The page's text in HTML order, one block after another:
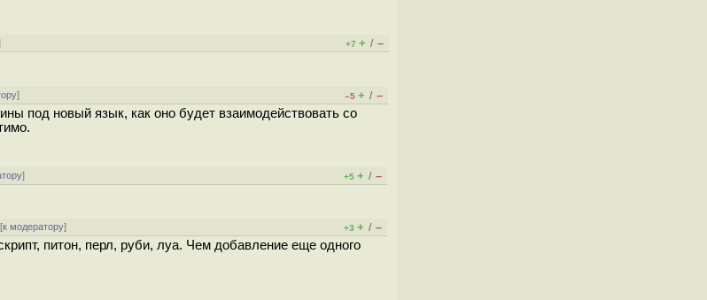
+7 + / –
] –5 + / –
под новый язык, как оно будет взаимодействовать со
] +5 + / –
к модератору] +3 + / –
питон, перл, руби, луа. Чем добавление еще одного